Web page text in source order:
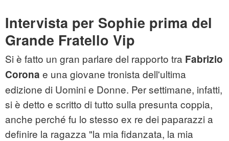
Intervista per Sophie prima del
Grande Fratello Vip
Si è fatto un gran parlare del rapporto tra Fabrizio
Corona e una giovane tronista dell'ultima
edizione di Uomini e Donne. Per settimane, infatti,
si è detto e scritto di tutto sulla presunta coppia,
anche perché fu lo stesso ex re dei paparazzi a
definire la ragazza "la mia fidanzata, la mia